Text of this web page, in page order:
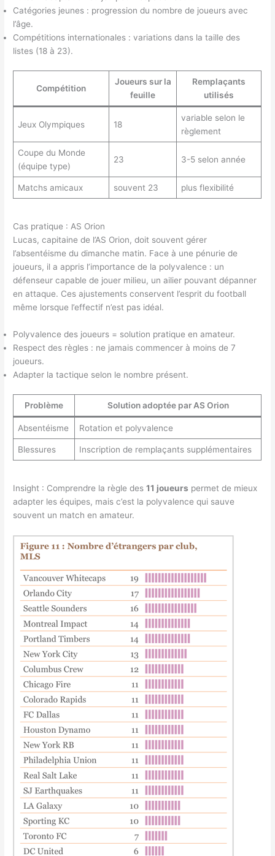
Catégories jeunes : progression du nombre de joueurs avec
l’âge.
Compétitions internationales : variations dans la taille des
listes (18 à 23).
Compétition
Joueurs sur la
feuille
Remplaçants
utilisés
Jeux Olympiques 18
variable selon le
règlement
Coupe du Monde
(équipe type)
23 3-5 selon année
Matchs amicaux souvent 23 plus flexibilité
Cas pratique : AS Orion
Lucas, capitaine de l’AS Orion, doit souvent gérer
l’absentéisme du dimanche matin. Face à une pénurie de
joueurs, il a appris l’importance de la polyvalence : un
défenseur capable de jouer milieu, un ailier pouvant dépanner
en attaque. Ces ajustements conservent l’esprit du football
même lorsque l’effectif n’est pas idéal.
Polyvalence des joueurs = solution pratique en amateur.
Respect des règles : ne jamais commencer à moins de 7
joueurs.
Adapter la tactique selon le nombre présent.
Problème Solution adoptée par AS Orion
Absentéisme Rotation et polyvalence
Blessures Inscription de remplaçants supplémentaires
Insight : Comprendre la règle des11 joueurs permet de mieux
adapter les équipes, mais c’est la polyvalence qui sauve
souvent un match en amateur.